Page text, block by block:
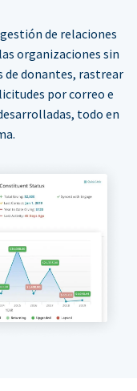
de relaciones
organizaciones sin
donantes, rastrear
por correo e
todo en